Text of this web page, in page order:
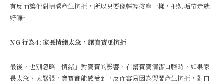
有反而讓他對清潔產生抗拒，所以只要像輕輕按摩一樣，把奶垢帶走就
好囉~
NG 行為4: 家長情緒太急，讓寶寶更抗拒
最後，也別忽略「情緒」對寶寶的影響，在幫寶寶清潔口腔時，如果家
長太急、太緊張，寶寶都能感受到，反而容易因為哭鬧產生抗拒，對口